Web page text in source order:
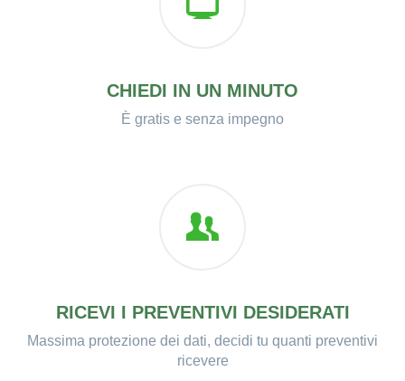
CHIEDI IN UN MINUTO
È gratis e senza impegno
RICEVI I PREVENTIVI DESIDERATI
Massima protezione dei dati, decidi tu quanti preventivi
ricevere